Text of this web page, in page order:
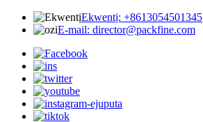
Ekwentị: +8613054501345
E-mail: director@packfine.com